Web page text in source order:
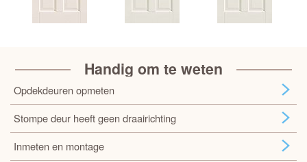
Handig om te weten
Opdekdeuren opmeten
Stompe deur heeft geen draairichting
Inmeten en montage